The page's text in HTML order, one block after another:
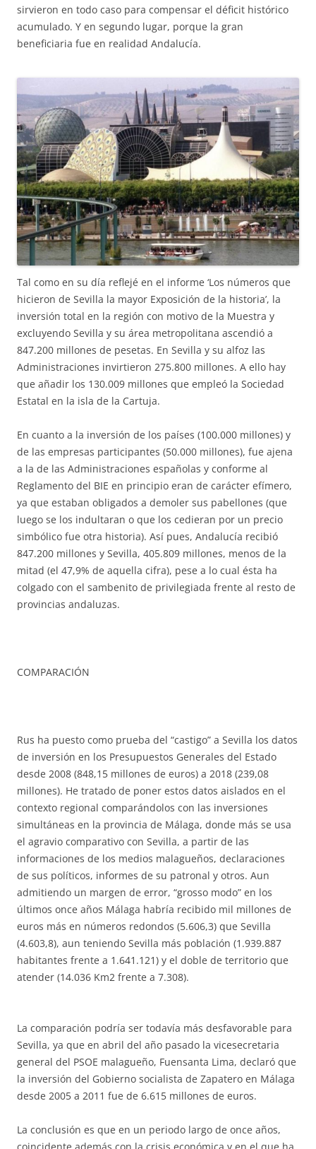
sirvieron en todo caso para compensar el déficit histórico
acumulado. Y en segundo lugar, porque la gran
beneficiaria fue en realidad Andalucía.
Tal como en su día reflejé en el informe ‘Los números que
hicieron de Sevilla la mayor Exposición de la historia’, la
inversión total en la región con motivo de la Muestra y
excluyendo Sevilla y su área metropolitana ascendió a
847.200 millones de pesetas. En Sevilla y su alfoz las
Administraciones invirtieron 275.800 millones. A ello hay
que añadir los 130.009 millones que empleó la Sociedad
Estatal en la isla de la Cartuja.
En cuanto a la inversión de los países (100.000 millones) y
de las empresas participantes (50.000 millones), fue ajena
a la de las Administraciones españolas y conforme al
Reglamento del BIE en principio eran de carácter efímero,
ya que estaban obligados a demoler sus pabellones (que
luego se los indultaran o que los cedieran por un precio
simbólico fue otra historia). Así pues, Andalucía recibió
847.200 millones y Sevilla, 405.809 millones, menos de la
mitad (el 47,9% de aquella cifra), pese a lo cual ésta ha
colgado con el sambenito de privilegiada frente al resto de
provincias andaluzas.
COMPARACIÓN
Rus ha puesto como prueba del “castigo” a Sevilla los datos
de inversión en los Presupuestos Generales del Estado
desde 2008 (848,15 millones de euros) a 2018 (239,08
millones). He tratado de poner estos datos aislados en el
contexto regional comparándolos con las inversiones
simultáneas en la provincia de Málaga, donde más se usa
el agravio comparativo con Sevilla, a partir de las
informaciones de los medios malagueños, declaraciones
de sus políticos, informes de su patronal y otros. Aun
admitiendo un margen de error, “grosso modo” en los
últimos once años Málaga habría recibido mil millones de
euros más en números redondos (5.606,3) que Sevilla
(4.603,8), aun teniendo Sevilla más población (1.939.887
habitantes frente a 1.641.121) y el doble de territorio que
atender (14.036 Km2 frente a 7.308).
La comparación podría ser todavía más desfavorable para
Sevilla, ya que en abril del año pasado la vicesecretaria
general del PSOE malagueño, Fuensanta Lima, declaró que
la inversión del Gobierno socialista de Zapatero en Málaga
desde 2005 a 2011 fue de 6.615 millones de euros.
La conclusión es que en un periodo largo de once años,